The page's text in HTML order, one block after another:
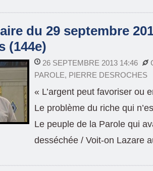
du 29 septembre
(144e)
26 SEPTEMBRE 2013 14:46
PAROLE, PIERRE DESROCHES
« L’argent peut favoriser ou
Le problème du riche qui
Le peuple de la Parole qui
desséchée / Voit-on Lazare